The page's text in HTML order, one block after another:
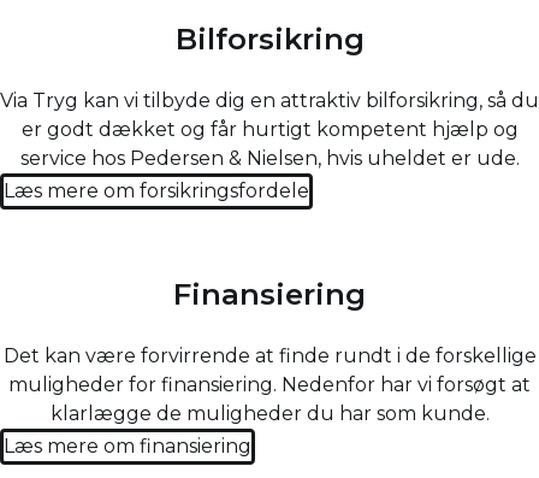
Bilforsikring
Via Tryg kan vi tilbyde dig en attraktiv bilforsikring, så du
er godt dækket og får hurtigt kompetent hjælp og
service hos Pedersen & Nielsen, hvis uheldet er ude.
Læs mere om forsikringsfordele
Finansiering
Det kan være forvirrende at finde rundt i de forskellige
muligheder for finansiering. Nedenfor har vi forsøgt at
klarlægge de muligheder du har som kunde.
Læs mere om finansiering